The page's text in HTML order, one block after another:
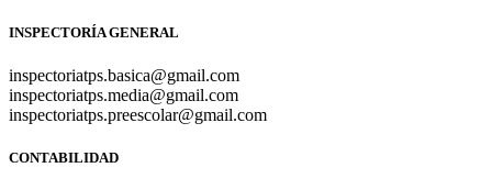
INSPECTORÍA GENERAL
inspectoriatps.basica@gmail.com
inspectoriatps.media@gmail.com
inspectoriatps.preescolar@gmail.com
CONTABILIDAD